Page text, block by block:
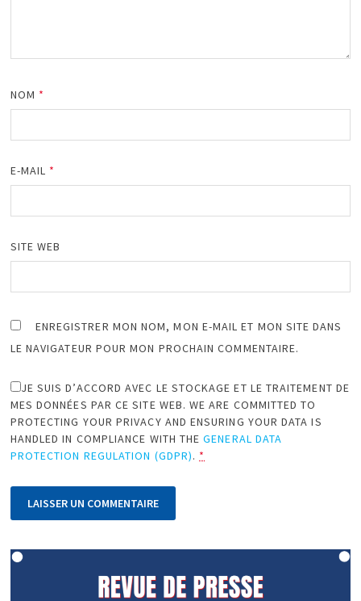
NOM *
E-MAIL *
SITE WEB
ENREGISTRER MON NOM, MON E-MAIL ET MON SITE DANS
LE NAVIGATEUR POUR MON PROCHAIN COMMENTAIRE.
JE SUIS D’ACCORD AVEC LE STOCKAGE ET LE TRAITEMENT DE
MES DONNÉES PAR CE SITE WEB. WE ARE COMMITTED TO
PROTECTING YOUR PRIVACY AND ENSURING YOUR DATA IS
HANDLED IN COMPLIANCE WITH THEGENERAL DATA
PROTECTION REGULATION (GDPR). *